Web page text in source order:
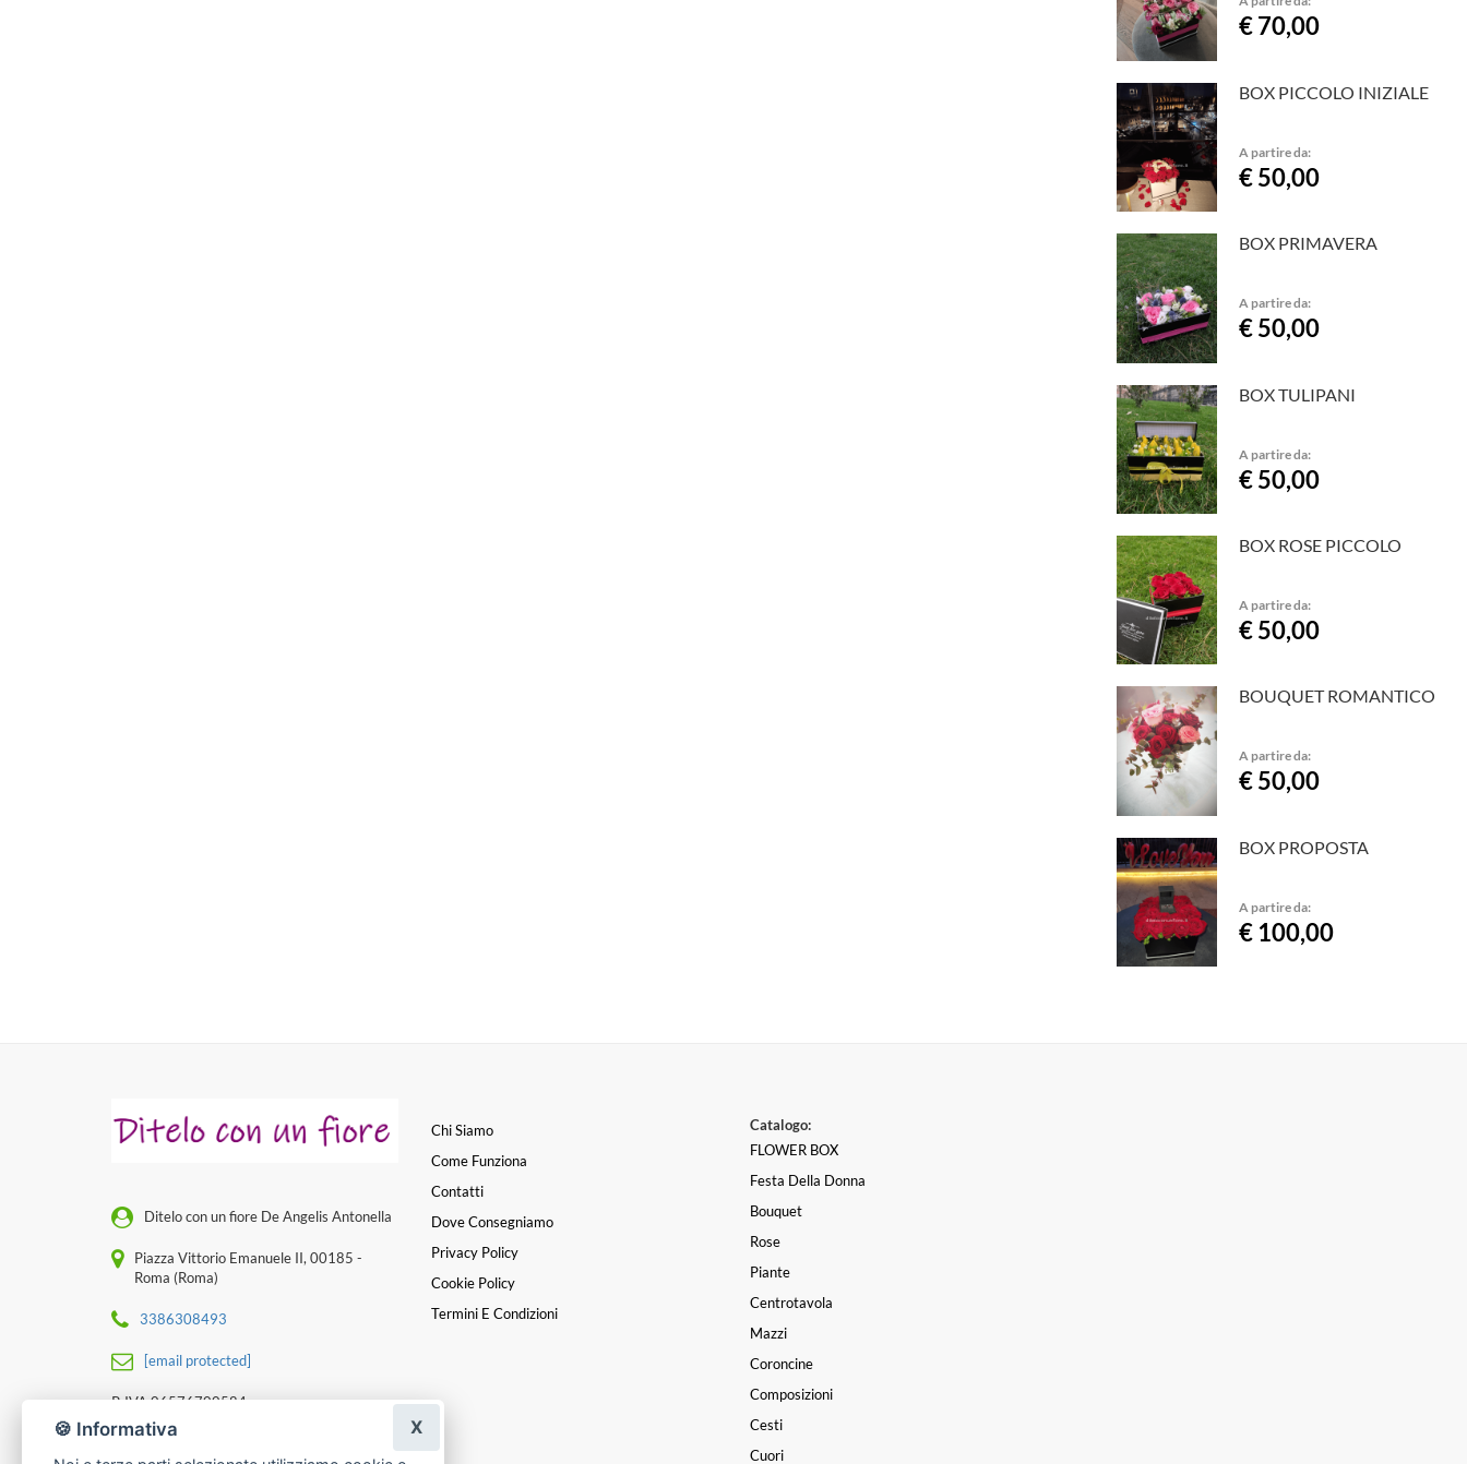
€ 70,00
BOX PICCOLO INIZIALE
A partire da:
€ 50,00
BOX PRIMAVERA
A partire da:
€ 50,00
BOX TULIPANI
A partire da:
€ 50,00
BOX ROSE PICCOLO
A partire da:
€ 50,00
BOUQUET ROMANTICO
A partire da:
€ 50,00
BOX PROPOSTA
A partire da:
€ 100,00
Ditelo con un fiore De Angelis Antonella
Piazza Vittorio Emanuele II, 00185 -
Roma (Roma)
3386308493
[email protected]
P. IVA 06576700584
Chi Siamo
Come Funziona
Contatti
Dove Consegniamo
Privacy Policy
Cookie Policy
Termini E Condizioni
Catalogo:
FLOWER BOX
Festa Della Donna
Bouquet
Rose
Piante
Centrotavola
Mazzi
Coroncine
Composizioni
Cesti
Cuori
🍪 Informativa X